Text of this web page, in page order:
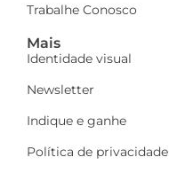
Trabalhe Conosco
Mais
Identidade visual
Newsletter
Indique e ganhe
Política de privacidade